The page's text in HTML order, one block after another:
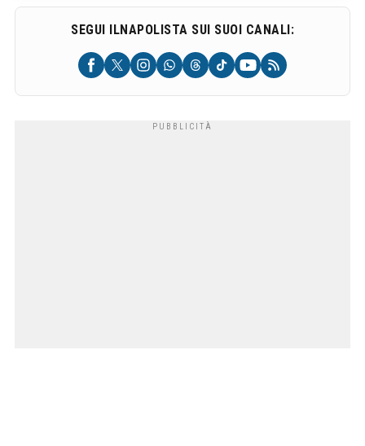
SEGUI ILNAPOLISTA SUI SUOI CANALI: